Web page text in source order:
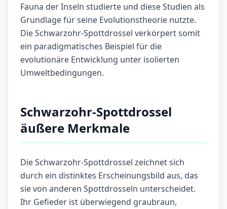
Fauna der Inseln studierte und diese Studien als
Grundlage für seine Evolutionstheorie nutzte.
Die Schwarzohr-Spottdrossel verkörpert somit
ein paradigmatisches Beispiel für die
evolutionäre Entwicklung unter isolierten
Umweltbedingungen.
Schwarzohr-Spottdrossel
äußere Merkmale
Die Schwarzohr-Spottdrossel zeichnet sich
durch ein distinktes Erscheinungsbild aus, das
sie von anderen Spottdrosseln unterscheidet.
Ihr Gefieder ist überwiegend graubraun,